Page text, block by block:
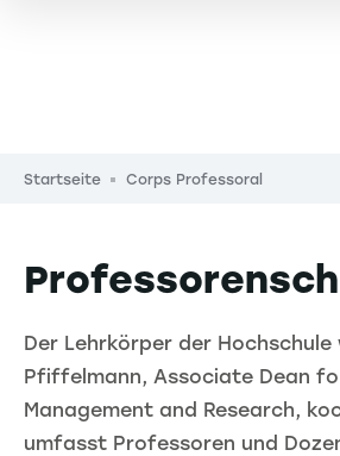
Pfadnavigation
Startseite Corps Professoral
Der Lehrkörper der Hochschule
Pfiffelmann, Associate Dean
Management and Research,
umfasst Professoren und